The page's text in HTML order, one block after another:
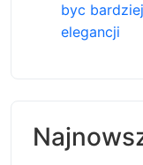
byc
elegancji